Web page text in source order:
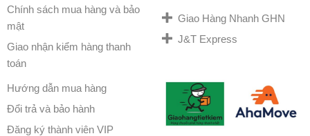
Chính sách mua hàng và bảo
mật
Giao nhận kiểm hàng thanh
toán
Hướng dẫn mua hàng
Đổi trả và bảo hành
Đăng ký thành viên VIP
Giao Hàng Nhanh GHN
J&T Express